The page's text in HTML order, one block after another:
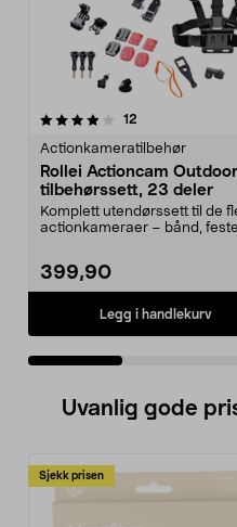
12
Actionkameratilbehør
Rollei Actioncam Outdoor
tilbehørssett, 23 deler
Komplett utendørssett til de
actionkameraer – bånd,
399,90
Legg i handlekurv
4.5 av 5 stjerner
Uvanlig gode
Sjekk prisen